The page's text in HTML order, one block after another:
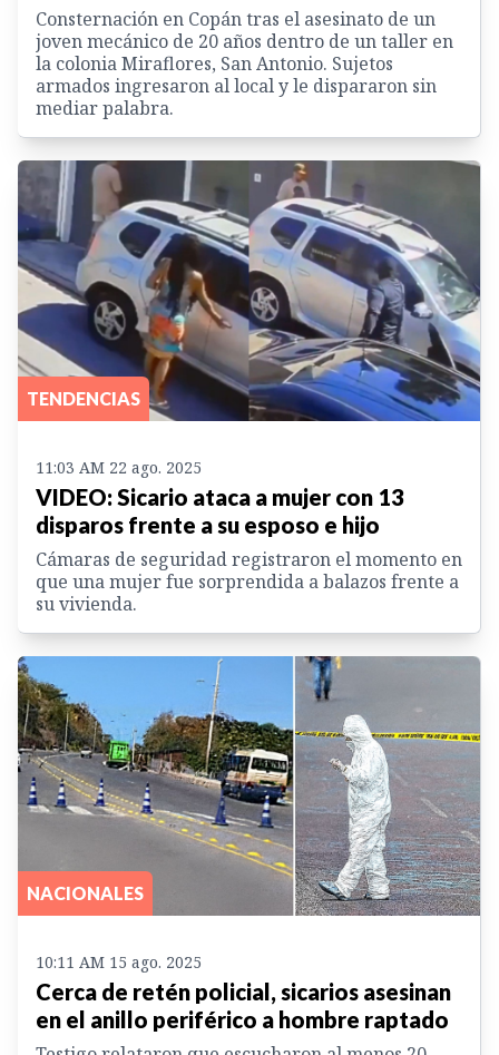
Consternación en Copán tras el asesinato de un
joven mecánico de 20 años dentro de un taller en
la colonia Miraflores, San Antonio. Sujetos
armados ingresaron al local y le dispararon sin
mediar palabra.
TENDENCIAS
11:03 AM 22 ago. 2025
VIDEO: Sicario ataca a mujer con 13
disparos frente a su esposo e hijo
Cámaras de seguridad registraron el momento en
que una mujer fue sorprendida a balazos frente a
su vivienda.
NACIONALES
10:11 AM 15 ago. 2025
Cerca de retén policial, sicarios asesinan
en el anillo periférico a hombre raptado